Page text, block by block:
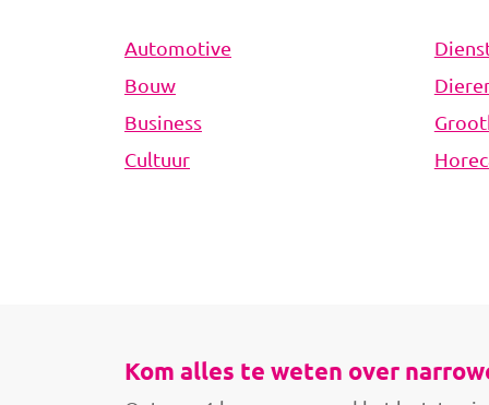
Automotive
Bouw
Business
Cultuur
Kom alles te weten over